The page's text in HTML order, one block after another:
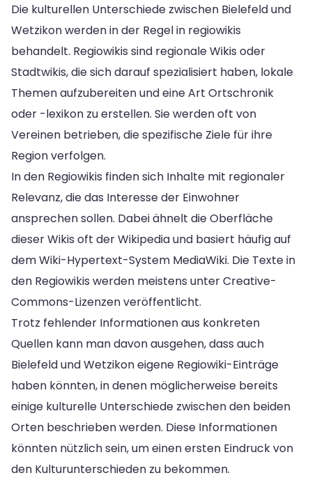
Die kulturellen Unterschiede zwischen Bielefeld und
Wetzikon werden in der Regel in regiowikis
behandelt. Regiowikis sind regionale Wikis oder
Stadtwikis, die sich darauf spezialisiert haben, lokale
Themen aufzubereiten und eine Art Ortschronik
oder -lexikon zu erstellen. Sie werden oft von
Vereinen betrieben, die spezifische Ziele für ihre
Region verfolgen.
In den Regiowikis finden sich Inhalte mit regionaler
Relevanz, die das Interesse der Einwohner
ansprechen sollen. Dabei ähnelt die Oberfläche
dieser Wikis oft der Wikipedia und basiert häufig auf
dem Wiki-Hypertext-System MediaWiki. Die Texte in
den Regiowikis werden meistens unter Creative-
Commons-Lizenzen veröffentlicht.
Trotz fehlender Informationen aus konkreten
Quellen kann man davon ausgehen, dass auch
Bielefeld und Wetzikon eigene Regiowiki-Einträge
haben könnten, in denen möglicherweise bereits
einige kulturelle Unterschiede zwischen den beiden
Orten beschrieben werden. Diese Informationen
könnten nützlich sein, um einen ersten Eindruck von
den Kulturunterschieden zu bekommen.